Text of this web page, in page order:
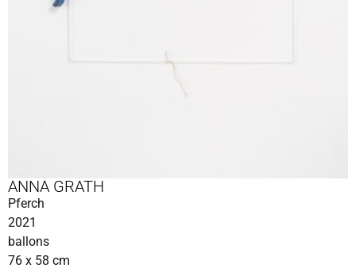
ANNA GRATH
Pferch
2021
ballons
76 x 58 cm